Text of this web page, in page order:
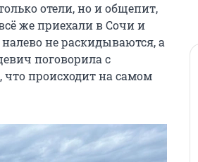
отели, но и общепит,
же приехали в Сочи и
не раскидываются, а
поговорила с
что происходит на самом